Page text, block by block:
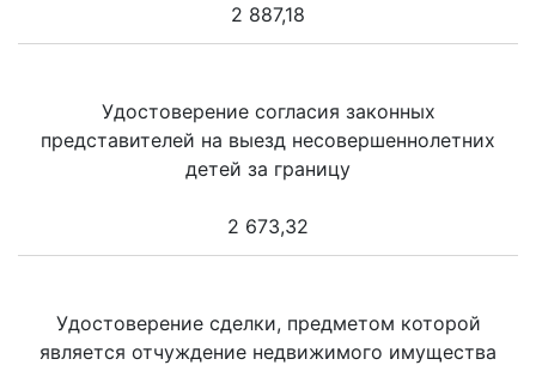
2 887,18
Удостоверение согласия законных
представителей на выезд несовершеннолетних
детей за границу
2 673,32
Удостоверение сделки, предметом которой
является отчуждение недвижимого имущества